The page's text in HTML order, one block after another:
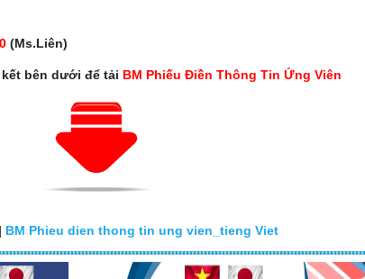
(Ms.Liên)
bên dưới để tải BM Phiếu Điền Thông Tin Ứng Viên
BM Phieu dien thong tin ung vien_tieng Viet